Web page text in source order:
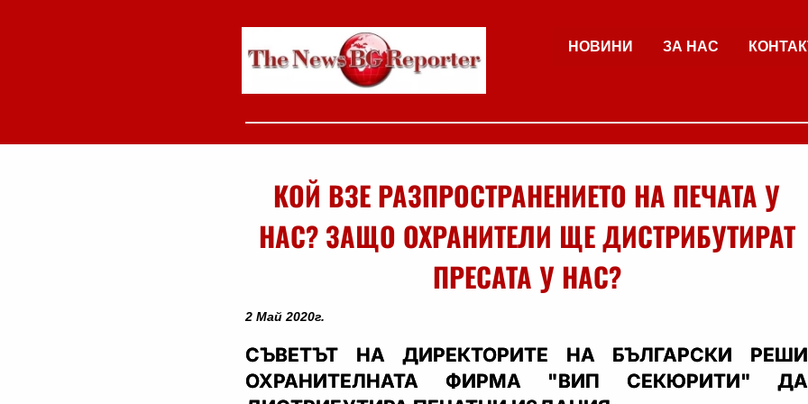
НОВИНИ ЗА НАС
КОЙ ВЗЕ РАЗПРОСТРАНЕНИЕТО НА ПЕЧАТА У
НАС? ЗАЩО ОХРАНИТЕЛИ ЩЕ ДИСТРИБУТИРАТ
ПРЕСАТА У НАС?
2 Май 2020г.
СЪВЕТЪТ НА ДИРЕКТОРИТЕ НА БЪЛГАРСКИ РЕШИ
ОХРАНИТЕЛНАТА ФИРМА "ВИП СЕКЮРИТИ" ДА